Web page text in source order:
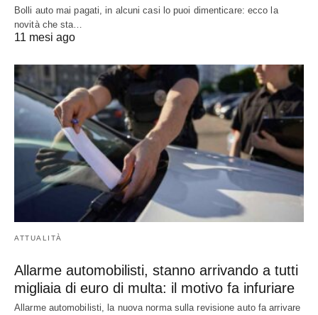
Bolli auto mai pagati, in alcuni casi lo puoi dimenticare: ecco la
novità che sta…
11 mesi ago
ATTUALITÀ
Allarme automobilisti, stanno arrivando a tutti
migliaia di euro di multa: il motivo fa infuriare
Allarme automobilisti, la nuova norma sulla revisione auto fa arrivare